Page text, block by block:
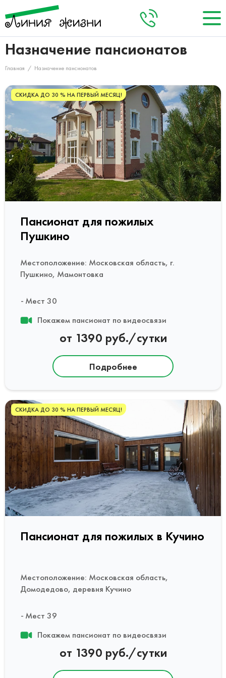
О нас
Кто мы
Наша команда
Наши пансионаты
Цены
Отзывы
Контакты
Запланировать визит
Назначение пансионатов
Главная / Назначение пансионатов
СКИДКА ДО 30 % НА ПЕРВЫЙ МЕСЯЦ!
Пансионат для пожилых
Пушкино
Местоположение: Московская область, г.
Пушкино, Мамонтовка
Мест 30
Покажем пансионат по видеосвязи
от 1390 руб./сутки
Подробнее
СКИДКА ДО 30 % НА ПЕРВЫЙ МЕСЯЦ!
Пансионат для пожилых в Кучино
Местоположение: Московская область,
Домодедово, деревня Кучино
Мест 39
Покажем пансионат по видеосвязи
от 1390 руб./сутки